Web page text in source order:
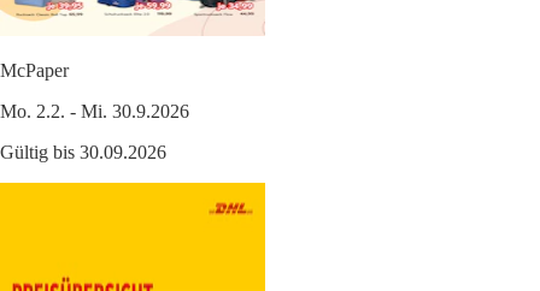
McPaper
Mo. 2.2. - Mi. 30.9.2026
Gültig bis 30.09.2026